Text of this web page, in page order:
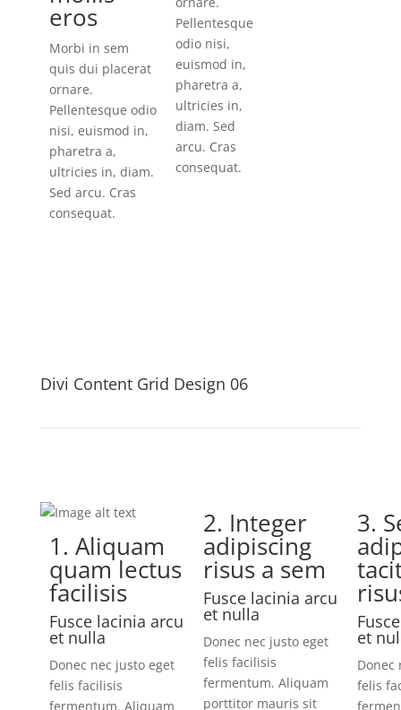
eros
Morbi in sem
quis dui placerat
ornare.
Pellentesque odio
nisi, euismod in,
pharetra a,
ultricies in, diam.
Sed arcu. Cras
consequat.
Pellentesque
odio nisi,
euismod in,
pharetra a,
ultricies in,
diam. Sed
arcu. Cras
consequat.
Divi Content Grid Design 06
1. Aliquam
quam lectus
facilisis
Fusce lacinia arcu
et nulla
Donec nec justo eget
felis facilisis
fermentum. Aliquam
2. Integer
adipiscing
risus a sem
Fusce lacinia arcu
et nulla
Donec nec justo eget
felis facilisis
fermentum. Aliquam
porttitor mauris sit
3.
et
Donec
felis